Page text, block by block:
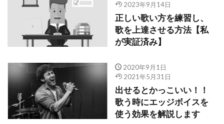
2023年9月14日
正しい歌い方を練習し、
歌を上達させる方法【私
が実証済み】
2020年9月1日
2021年5月31日
出せるとかっこいい！！
歌う時にエッジボイスを
使う効果を解説します